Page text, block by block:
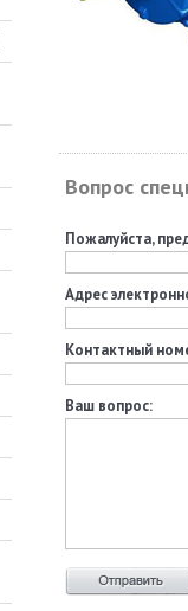
Вопрос
Пожалуйста,
Адрес
Контактный
Ваш вопрос: